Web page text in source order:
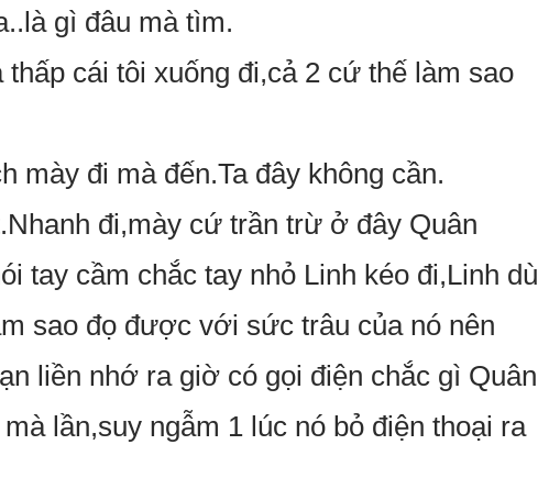
gì đâu mà tìm.
cái tôi xuống đi,cả 2 cứ thế làm sao
mày đi mà đến.Ta đây không cần.
đi,mày cứ trần trừ ở đây Quân
tay cầm chắc tay nhỏ Linh kéo đi,Linh dù
sao đọ được với sức trâu của nó nên
liền nhớ ra giờ có gọi điện chắc gì Quân
lần,suy ngẫm 1 lúc nó bỏ điện thoại ra